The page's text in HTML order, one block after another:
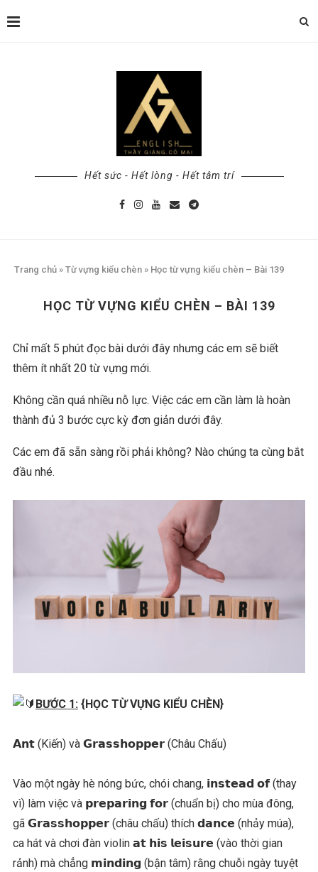
Hết sức - Hết lòng - Hết tâm trí
Trang chủ » Từ vựng kiểu chèn » Học từ vựng kiểu chèn – Bài 139
HỌC TỪ VỰNG KIỂU CHÈN – BÀI 139
Chỉ mất 5 phút đọc bài dưới đây nhưng các em sẽ biết
thêm ít nhất 20 từ vựng mới.
Không cần quá nhiều nỗ lực. Việc các em cần làm là hoàn
thành đủ 3 bước cực kỳ đơn giản dưới đây.
Các em đã sẵn sàng rồi phải không? Nào chúng ta cùng bắt
đầu nhé.
BƯỚC 1: {HỌC TỪ VỰNG KIỂU CHÈN}
𝗔𝗻𝘁 (Kiến) và 𝗚𝗿𝗮𝘀𝘀𝗵𝗼𝗽𝗽𝗲𝗿 (Châu Chấu)
Vào một ngày hè nóng bức, chói chang, 𝗶𝗻𝘀𝘁𝗲𝗮𝗱 𝗼𝗳 (thay
vì) làm việc và 𝗽𝗿𝗲𝗽𝗮𝗿𝗶𝗻𝗴 𝗳𝗼𝗿 (chuẩn bị) cho mùa đông,
gã 𝗚𝗿𝗮𝘀𝘀𝗵𝗼𝗽𝗽𝗲𝗿 (châu chấu) thích 𝗱𝗮𝗻𝗰𝗲 (nhảy múa),
ca hát và chơi đàn violin 𝗮𝘁 𝗵𝗶𝘀 𝗹𝗲𝗶𝘀𝘂𝗿𝗲 (vào thời gian
rảnh) mà chẳng 𝗺𝗶𝗻𝗱𝗶𝗻𝗴 (bận tâm) rằng chuỗi ngày tuyệt